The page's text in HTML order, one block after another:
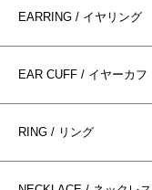
EARRING / イヤリング
EAR CUFF / イヤーカフ
RING / リング